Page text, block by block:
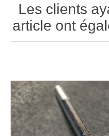
Les clients
article ont